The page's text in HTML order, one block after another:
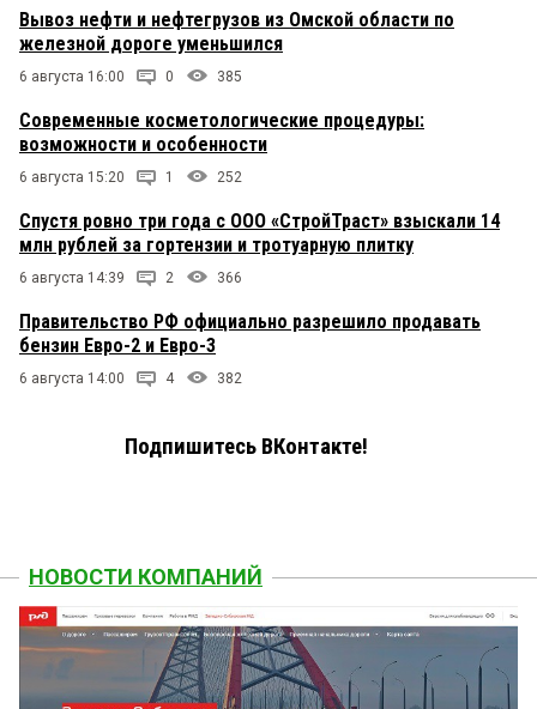
Вывоз нефти и нефтегрузов из Омской области по
железной дороге уменьшился
6 августа 16:00 0 385
Современные косметологические процедуры:
возможности и особенности
6 августа 15:20 1 252
Спустя ровно три года с ООО «СтройТраст» взыскали 14
млн рублей за гортензии и тротуарную плитку
6 августа 14:39 2 366
Правительство РФ официально разрешило продавать
бензин Евро-2 и Евро-3
6 августа 14:00 4 382
Подпишитесь ВКонтакте!
НОВОСТИ КОМПАНИЙ